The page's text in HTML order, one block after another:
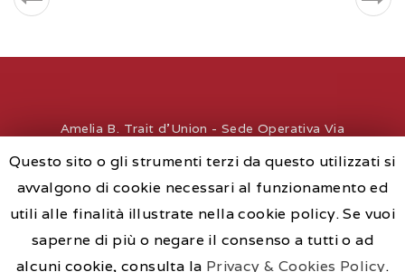
Amelia B. Trait d'Union - Sede Operativa Via
Roma, 40 - 28041 Arona - Italy - P.IVA
02565410186 - REA-NO 235850
Questo sito o gli strumenti terzi da questo utilizzati si
avvalgono di cookie necessari al funzionamento ed
utili alle finalità illustrate nella cookie policy. Se vuoi
saperne di più o negare il consenso a tutti o ad
alcuni cookie, consulta la Privacy & Cookies Policy.